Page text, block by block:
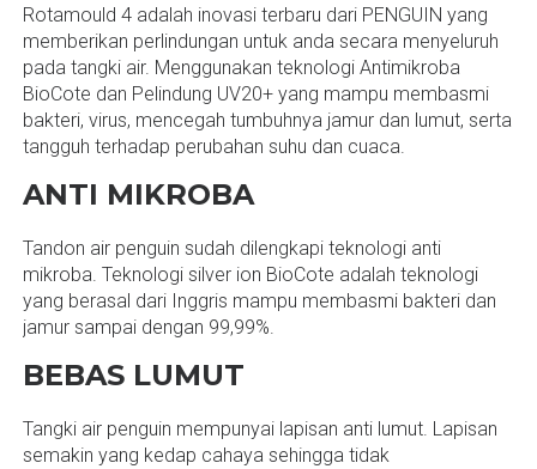
Rotamould 4 adalah inovasi terbaru dari PENGUIN yang
memberikan perlindungan untuk anda secara menyeluruh
pada tangki air. Menggunakan teknologi Antimikroba
BioCote dan Pelindung UV20+ yang mampu membasmi
bakteri, virus, mencegah tumbuhnya jamur dan lumut, serta
tangguh terhadap perubahan suhu dan cuaca.
ANTI MIKROBA
Tandon air penguin sudah dilengkapi teknologi anti
mikroba. Teknologi silver ion BioCote adalah teknologi
yang berasal dari Inggris mampu membasmi bakteri dan
jamur sampai dengan 99,99%.
BEBAS LUMUT
Tangki air penguin mempunyai lapisan anti lumut. Lapisan
semakin yang kedap cahaya sehingga tidak